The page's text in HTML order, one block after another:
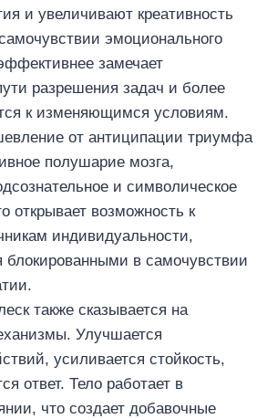
и увеличивают креативность
эмоционального
замечает
разрешения задач и более
к изменяющимся условиям.
от антиципации триумфа
полушарие мозга,
и символическое
открывает возможность к
индивидуальности,
блокированными в самочувствии
также сказывается на
Улучшается
усиливается стойкость,
ответ. Тело работает в
что создает добавочные